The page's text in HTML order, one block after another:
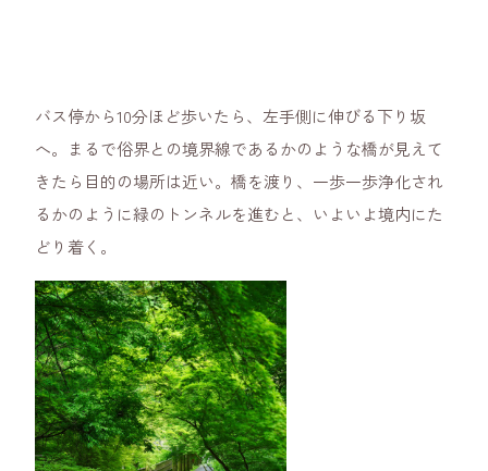
バス停から10分ほど歩いたら、左手側に伸びる下り坂
へ。まるで俗界との境界線であるかのような橋が見えて
きたら目的の場所は近い。橋を渡り、一歩一歩浄化され
るかのように緑のトンネルを進むと、いよいよ境内にた
どり着く。